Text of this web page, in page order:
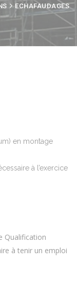
ECHAFAUDAGES
en montage
à l’exercice
Qualification
à tenir un emploi